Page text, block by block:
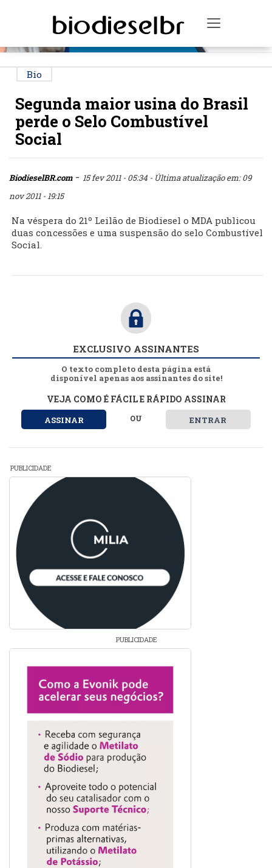
Toggle
Bio
Segunda maior usina do Brasil
perde o Selo Combustível
Social
BiodieselBR.com- 15 fev 2011 - 05:34 - Última atualização em: 09
nov 2011 - 19:15
Na véspera do 21º Leilão de Biodiesel o MDA publicou
duas concessões e uma suspensão do selo Combustível
Social.
EXCLUSIVO ASSINANTES
O texto completo desta página está
disponível apenas aos assinantes do site!
VEJA COMO É FÁCIL E RÁPIDO ASSINAR
ASSINAR OU ENTRAR
PUBLICIDADE
PUBLICIDADE